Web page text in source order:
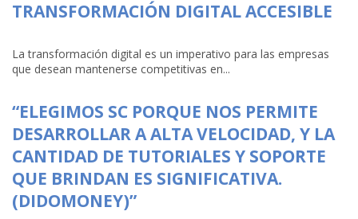
TRANSFORMACIÓN DIGITAL ACCESIBLE
La transformación digital es un imperativo para las empresas
que desean mantenerse competitivas en...
“ELEGIMOS SC PORQUE NOS PERMITE
DESARROLLAR A ALTA VELOCIDAD, Y LA
CANTIDAD DE TUTORIALES Y SOPORTE
QUE BRINDAN ES SIGNIFICATIVA.
(DIDOMONEY)”